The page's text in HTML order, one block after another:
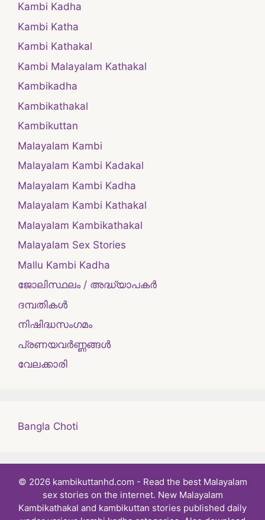
Kambi Kadha
Kambi Katha
Kambi Kathakal
Kambi Malayalam Kathakal
Kambikadha
Kambikathakal
Kambikuttan
Malayalam Kambi
Malayalam Kambi Kadakal
Malayalam Kambi Kadha
Malayalam Kambi Kathakal
Malayalam Kambikathakal
Malayalam Sex Stories
Mallu Kambi Kadha
ജോലിസ്ഥലം / അദ്ധ്യാപകർ
ദമ്പതികള്‍
നിഷിദ്ധസംഗമം
പ്രണയവർണ്ണങ്ങൾ
വേലക്കാരി
Bangla Choti
© 2026 kambikuttanhd.com - Read the best Malayalam
sex stories on the internet. New Malayalam
Kambikathakal and kambikuttan stories published daily